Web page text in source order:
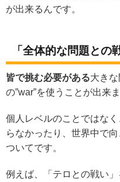
が出来るんです。
「全体的な問題との
皆で挑む必要がある大き
の”war”を使うことが出来ま
個人レベルのことではな
らなかったり、世界中で
ついてです。
例えば、「テロとの戦い